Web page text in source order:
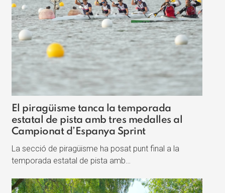
El piragüisme tanca la temporada
estatal de pista amb tres medalles al
Campionat d’Espanya Sprint
La secció de piragüisme ha posat punt final a la
temporada estatal de pista amb…